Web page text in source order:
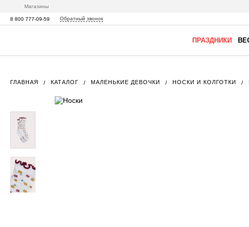
Магазины
8 800 777-09-59 Обратный звонок
ПРАЗДНИКИ
ГЛАВНАЯ КАТАЛОГ МАЛЕНЬКИЕ ДЕВОЧКИ НОСКИ И КОЛГОТКИ